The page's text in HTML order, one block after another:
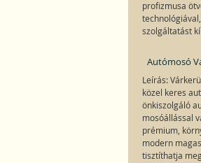
profizmusa
szolgáltatást
Autómosó
Leírás:
közel keres
önkiszolgáló
mosóállással
prémium,
modern
tisztíthatja